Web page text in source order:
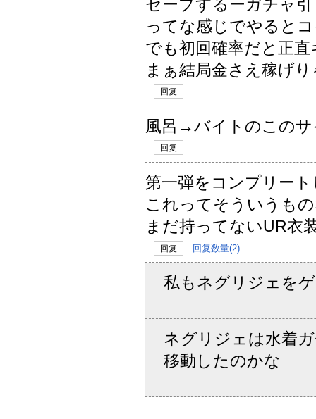
セーブするーガチャ
ってな感じでやると
でも初回確率だと正
まぁ結局金さえ稼げ
回复
風呂→バイトのこの
回复
第一弾をコンプリー
これってそういうも
まだ持ってないUR衣
回复 回复数量(2)
私もネグリジェを
ネグリジェは水着
移動したのかな